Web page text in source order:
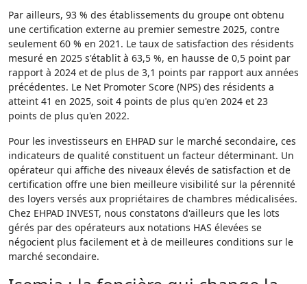
Par ailleurs, 93 % des établissements du groupe ont obtenu
une certification externe au premier semestre 2025, contre
seulement 60 % en 2021. Le taux de satisfaction des résidents
mesuré en 2025 s'établit à 63,5 %, en hausse de 0,5 point par
rapport à 2024 et de plus de 3,1 points par rapport aux années
précédentes. Le Net Promoter Score (NPS) des résidents a
atteint 41 en 2025, soit 4 points de plus qu'en 2024 et 23
points de plus qu'en 2022.
Pour les investisseurs en EHPAD sur le marché secondaire, ces
indicateurs de qualité constituent un facteur déterminant. Un
opérateur qui affiche des niveaux élevés de satisfaction et de
certification offre une bien meilleure visibilité sur la pérennité
des loyers versés aux propriétaires de chambres médicalisées.
Chez EHPAD INVEST, nous constatons d'ailleurs que les lots
gérés par des opérateurs aux notations HAS élevées se
négocient plus facilement et à de meilleures conditions sur le
marché secondaire.